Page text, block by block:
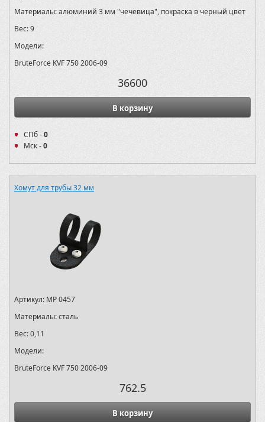
Материалы:алюминий 3 мм "чечевица", покраска в черный цвет
Вес:9
Модели:
BruteForce KVF 750 2006-09
36600
В корзину
СПб -0
Мск -0
Хомут для трубы 32 мм
Артикул: MP 0457
Материалы:сталь
Вес:0,11
Модели:
BruteForce KVF 750 2006-09
762.5
В корзину